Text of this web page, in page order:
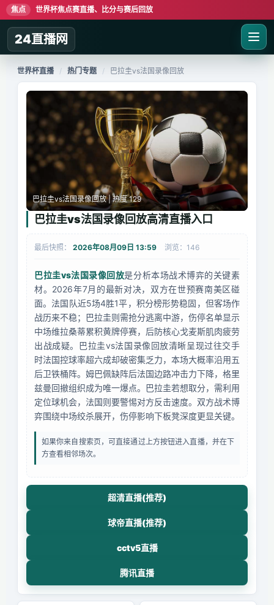
焦点 世界杯焦点赛直播、比分与赛后回放
24直播网
世界杯直播 / 热门专题 / 巴拉圭vs法国录像回放
巴拉圭vs法国录像回放 | 热度 129
巴拉圭vs法国录像回放高清直播入口
最后快照： 2026年08月09日 13:59 浏览：146
巴拉圭vs法国录像回放是分析本场战术博弈的关键素
材。2026年7月的最新对决，双方在世预赛南美区碰
面。法国队近5场4胜1平，积分榜形势稳固，但客场作
战历来不稳；巴拉圭则需抢分逃离中游，伤停名单显示
中场维拉桑蒂累积黄牌停赛，后防核心戈麦斯肌肉疲劳
出战成疑。巴拉圭vs法国录像回放清晰呈现过往交手
时法国控球率超六成却破密集乏力，本场大概率沿用五
后卫铁桶阵。姆巴佩缺阵后法国边路冲击力下降，格里
兹曼回撤组织成为唯一爆点。巴拉圭若想取分，需利用
定位球机会，法国则要警惕对方反击速度。双方战术博
弈围绕中场绞杀展开，伤停影响下板凳深度更显关键。
如果你来自搜索页，可直接通过上方按钮进入直播，并在下
方查看相邻场次。
超清直播(推荐)
球帝直播(推荐)
cctv5直播
腾讯直播